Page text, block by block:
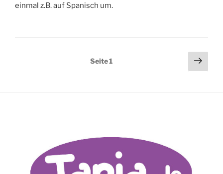
einmal z.B. auf Spanisch um.
Seitennummerierung
Seite1